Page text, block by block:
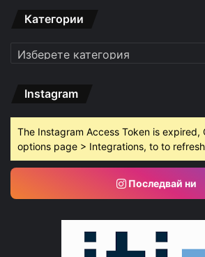
Категории
Категории
Instagram
The Instagram Access Token is expired,
options page > Integrations, to to
Последвай ни